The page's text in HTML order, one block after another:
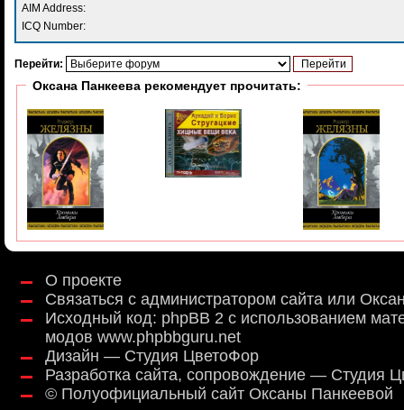
AIM Address:
ICQ Number:
Перейти:
Оксана Панкеева рекомендует прочитать:
О проекте
Связаться с администратором сайта или
Исходный код: phpBB 2 с использованием
модов www.phpbbguru.net
Дизайн — Студия ЦветоФор
Разработка сайта, сопровождение — Студия
© Полуофициальный сайт Оксаны Панкеевой